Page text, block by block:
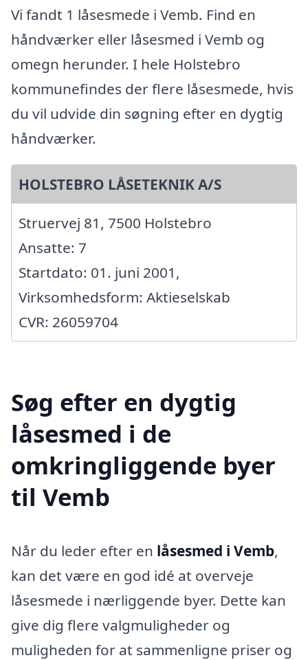
Vi fandt 1 låsesmede i Vemb. Find en
håndværker eller låsesmed i Vemb og
omegn herunder. I hele Holstebro
kommunefindes der flere låsesmede, hvis
du vil udvide din søgning efter en dygtig
håndværker.
HOLSTEBRO LÅSETEKNIK A/S
Struervej 81, 7500 Holstebro
Ansatte: 7
Startdato: 01. juni 2001,
Virksomhedsform: Aktieselskab
CVR: 26059704
Søg efter en dygtig
låsesmed i de
omkringliggende byer
til Vemb
Når du leder efter en låsesmed i Vemb,
kan det være en god idé at overveje
låsesmede i nærliggende byer. Dette kan
give dig flere valgmuligheder og
muligheden for at sammenligne priser og